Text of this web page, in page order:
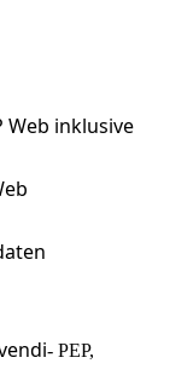
Web inklusive
- PEP,